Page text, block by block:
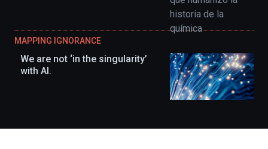
MAPPING IGNORANCE
We are not ‘in the singularity’
with AI.